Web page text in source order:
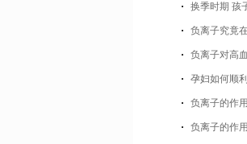
换季时期 孩
负离子究竟
负离子对高
孕妇如何顺
负离子的作
负离子的作